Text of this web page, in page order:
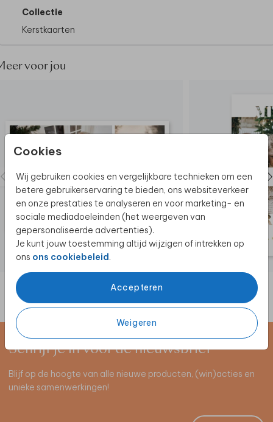
Cookies
Wij gebruiken cookies en vergelijkbare technieken om een
betere gebruikerservaring te bieden, ons websiteverkeer
en onze prestaties te analyseren en voor marketing- en
sociale mediadoeleinden (het weergeven van
gepersonaliseerde advertenties).
Je kunt jouw toestemming altijd wijzigen of intrekken op
ons ons cookiebeleid.
Accepteren
Weigeren
en tekst toe en maak een unieke kerstkaart.
Vragen?We helpen je graag!
Collectie
Kerstkaarten
voor jou
Schrijf je in voor de nieuwsbrief
Blijf op de hoogte van alle nieuwe producten, (win)acties en
unieke samenwerkingen!